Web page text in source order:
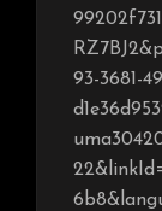
93-3681-